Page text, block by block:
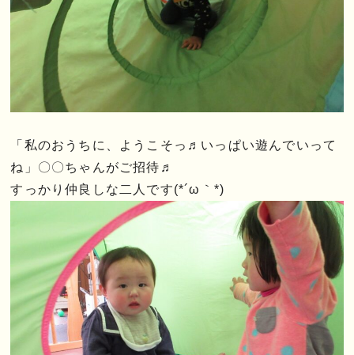
「私のおうちに、ようこそっ♬いっぱい遊んでいって
ね」〇〇ちゃんがご招待♬
すっかり仲良しな二人です(*´ω｀*)